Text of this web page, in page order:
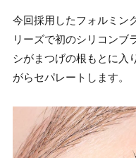
今回採用したフォルミン
リーズで初のシリコンブ
シがまつげの根もとに入
がらセパレートします。